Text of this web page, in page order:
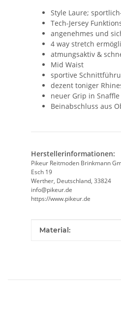
Style Laure;
Tech-Jersey
angenehmes und
4 way stretch
atmungsaktiv &
Mid Waist
sportive
dezent toniger
neuer Grip in
Beinabschluss aus
Herstellerinformationen:
Pikeur Reitmoden Brinkmann
Esch 19
Werther, Deutschland, 33824
info@pikeur.de
https://www.pikeur.de
Produkteigenschaft
Wert
Material: